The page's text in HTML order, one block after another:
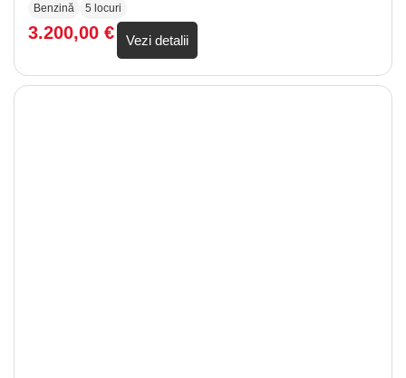
Benzină
5 locuri
3.200,00 € Vezi detalii